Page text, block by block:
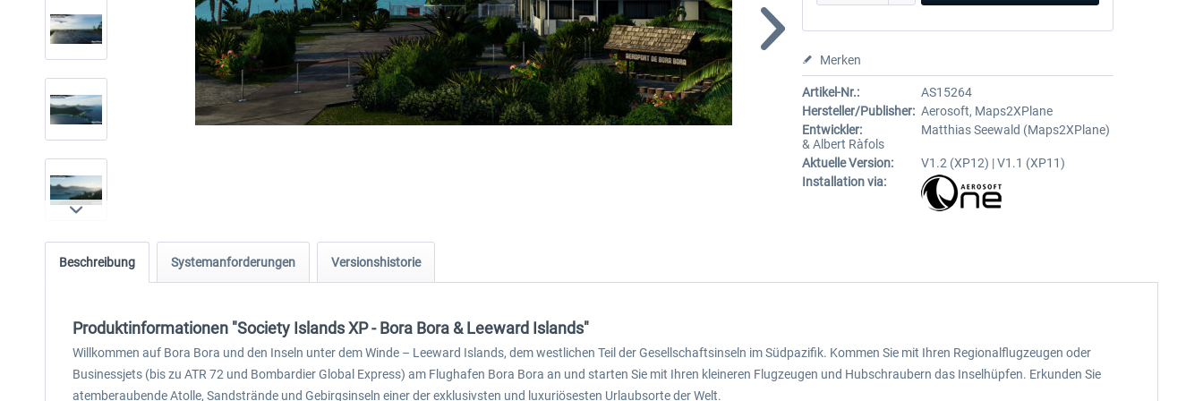
Merken
Artikel-Nr.:
AS15264
Hersteller/Publisher: Aerosoft, Maps2XPlane
Entwickler:
Matthias Seewald (Maps2XPlane)
& Albert Ràfols
Aktuelle Version:
V1.2 (XP12) | V1.1 (XP11)
Installation via:
Beschreibung Systemanforderungen Versionshistorie
Produktinformationen "Society Islands XP - Bora Bora & Leeward Islands"
Willkommen auf Bora Bora und den Inseln unter dem Winde – Leeward Islands, dem westlichen Teil der Gesellschaftsinseln im Südpazifik. Kommen Sie mit Ihren Regionalflugzeugen oder
Businessjets (bis zu ATR 72 und Bombardier Global Express) am Flughafen Bora Bora an und starten Sie mit Ihren kleineren Flugzeugen und Hubschraubern das Inselhüpfen. Erkunden Sie
atemberaubende Atolle, Sandstrände und Gebirgsinseln einer der exklusivsten und luxuriösesten Urlaubsorte der Welt.